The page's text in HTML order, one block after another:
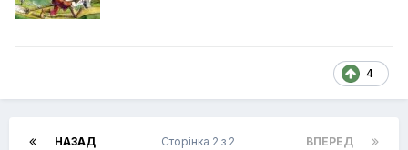
4
НАЗАД ВПЕРЕД
Сторінка 2 з 2